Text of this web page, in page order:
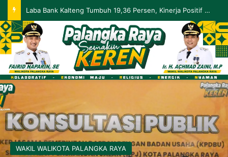
Palangka Raya Perluas Digitalisasi Perlindungan Sosial, Perkuat Akurasi Data dan Penyaluran Bansos
WAKIL WALIKOTA PALANGKA RAYA